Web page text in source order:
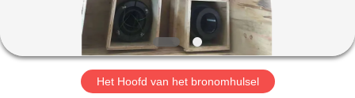
FABRIEKSREIS
Het Hoofd van het bronomhulsel